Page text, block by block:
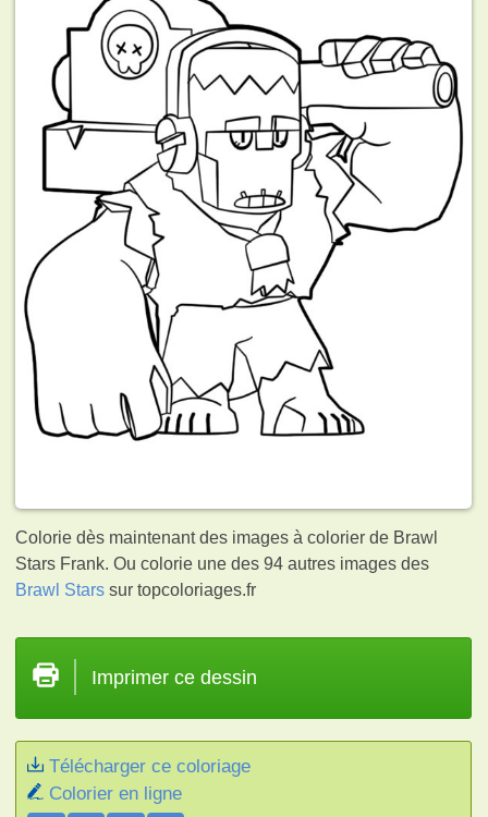
Colorie dès maintenant des images à colorier de Brawl
Stars Frank. Ou colorie une des 94 autres images des
Brawl Stars sur topcoloriages.fr
Imprimer ce dessin
Télécharger ce coloriage
Colorier en ligne